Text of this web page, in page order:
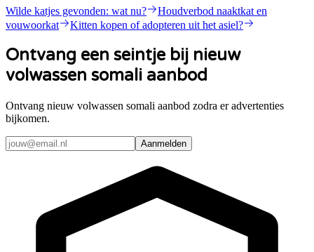
Wilde katjes gevonden: wat nu?
Houdverbod naaktkat en
vouwoorkat
Kitten kopen of adopteren uit het asiel?
Ontvang een seintje bij nieuw
volwassen somali aanbod
Ontvang nieuw volwassen somali aanbod zodra er advertenties
bijkomen.
Aanmelden